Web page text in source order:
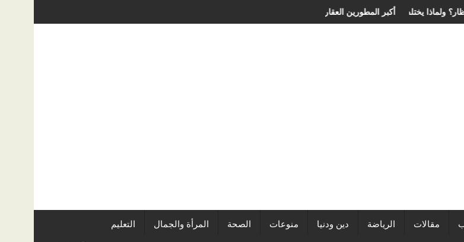
أفضل شركات التطوير العقاري في مصر من URE | أكبر المطورين العقاريين وأبرز المشروعاتالغضروفي بالمنظار؟ ولماذا يختلف من مريض لآخر؟
مقالات الرياضة دين ودنيا منوعات الصحة المرأة والجمال التعليم